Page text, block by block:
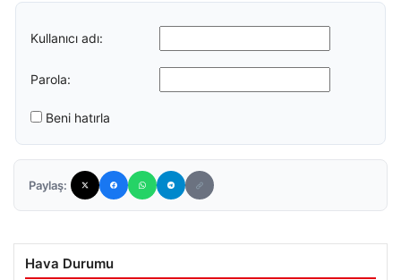
Kullanıcı adı:
Parola:
Beni hatırla
Paylaş:
Hava Durumu